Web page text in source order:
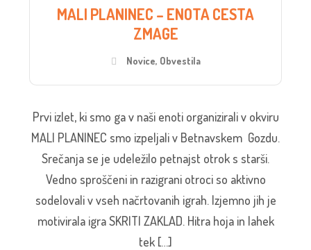
MALI PLANINEC – ENOTA CESTA
ZMAGE
Novice, Obvestila
Prvi izlet, ki smo ga v naši enoti organizirali v okviru
MALI PLANINEC smo izpeljali v Betnavskem Gozdu.
Srečanja se je udeležilo petnajst otrok s starši.
Vedno sproščeni in razigrani otroci so aktivno
sodelovali v vseh načrtovanih igrah. Izjemno jih je
motivirala igra SKRITI ZAKLAD. Hitra hoja in lahek
tek […]